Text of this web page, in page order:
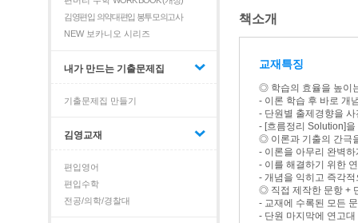
김영편입 의약대편입 봉투모의고사
NEW 보카니오 시리즈
내가 만드는 기출문제집
기출문제집 만들기
김영교재
편입영어
편입수학
전공/의학/경찰대
책소개
교재특징
◎ 학습의 효율을 높이
- 이론 학습 후 바로 개
- 단원별 출제경향을
- [흐름정리 Solution]
◎ 이론과 기출의 간극
- 이론을 아무리 완벽
- 이를 해결하기 위한
- 개념을 익히고 즉각
◎ 직접 제작한 문항 +
- 교재에 수록된 모든
- 단원 마지막에 연고